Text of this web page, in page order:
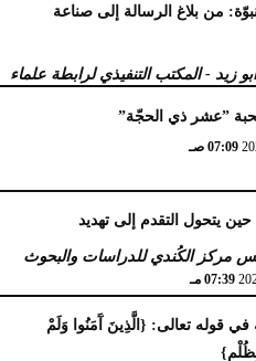
من بلاغ الرسالة إلى صناعة
زيد - المكتب التنفيذي لرابطة علماء
”عشر ذي الحجّة”
07:09 صـ
حين يتحول التقدم إلى تهديد
مركز الكُندي للدراسات والبحوث
07:39 مـ
في قوله تعالى: {الَّذِينَ آَمَنُوا وَلَمْ